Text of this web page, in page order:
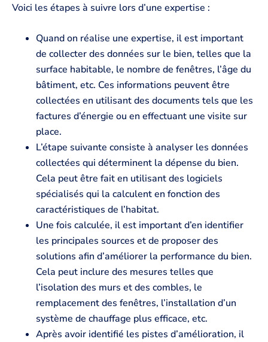
Voici les étapes à suivre lors d’une expertise :
Quand on réalise une expertise, il est important
de collecter des données sur le bien, telles que la
surface habitable, le nombre de fenêtres, l’âge du
bâtiment, etc. Ces informations peuvent être
collectées en utilisant des documents tels que les
factures d’énergie ou en effectuant une visite sur
place.
L’étape suivante consiste à analyser les données
collectées qui déterminent la dépense du bien.
Cela peut être fait en utilisant des logiciels
spécialisés qui la calculent en fonction des
caractéristiques de l’habitat.
Une fois calculée, il est important d’en identifier
les principales sources et de proposer des
solutions afin d’améliorer la performance du bien.
Cela peut inclure des mesures telles que
l’isolation des murs et des combles, le
remplacement des fenêtres, l’installation d’un
système de chauffage plus efficace, etc.
Après avoir identifié les pistes d’amélioration, il